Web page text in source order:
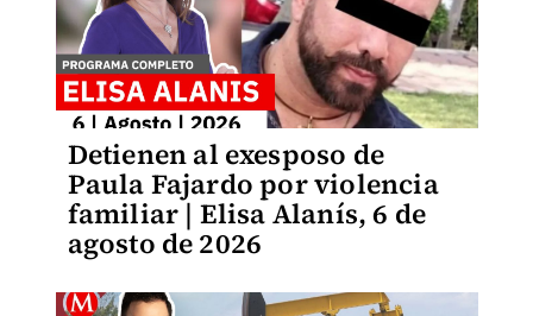
Detienen al exesposo de
Paula Fajardo por violencia
familiar | Elisa Alanís, 6 de
agosto de 2026